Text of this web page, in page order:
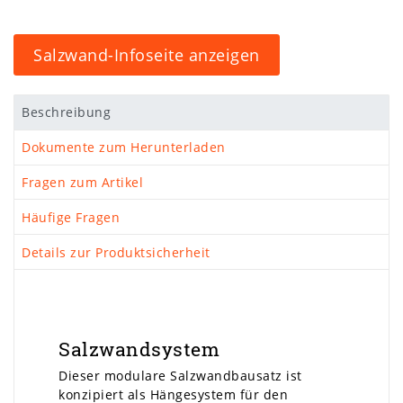
Salzwand-Infoseite anzeigen
Beschreibung
Dokumente zum Herunterladen
Fragen zum Artikel
Häufige Fragen
Details zur Produktsicherheit
Salzwandsystem
Dieser modulare Salzwandbausatz ist
konzipiert als Hängesystem für den